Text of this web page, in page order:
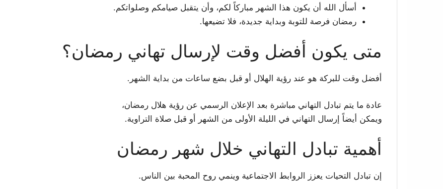
أسأل الله أن يكون هذا الشهر مباركاً لكم، وأن يتقبل صيامكم وصلواتكم.
رمضان فرصة للتوبة وبداية جديدة، فلا تضيعها.
متى يكون أفضل وقت لإرسال تهاني رمضان؟
أفضل وقت للبركة هو عند رؤية الهلال أو قبل بضع ساعات من بداية الشهر.
عادة ما يتم تبادل التهاني مباشرة بعد الإعلان الرسمي عن رؤية هلال رمضان،
ويمكن أيضاً إرسال التهاني في الليلة الأولى من الشهر أو قبل صلاة التراوية.
أهمية تبادل التهاني خلال شهر رمضان
إن تبادل التحيات يعزز الروابط الاجتماعية وينمي روح المحبة بين الناس.